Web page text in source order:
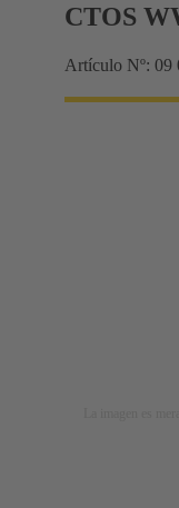
CTOS
Artículo Nº: 09